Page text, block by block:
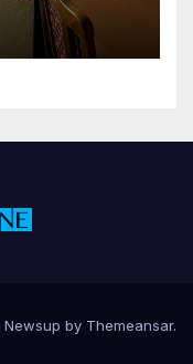
Newsup by Themeansar.